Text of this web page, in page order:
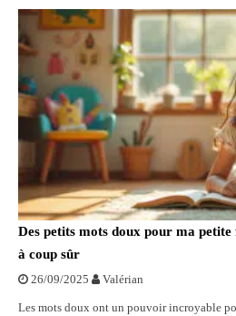
Des petits mots doux pour ma
à coup sûr
26/09/2025 Valérian
Les mots doux ont un pouvoir incroyable